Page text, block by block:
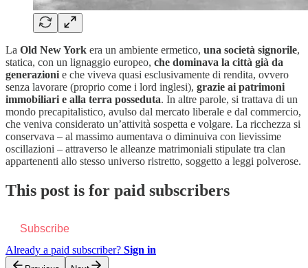
La Old New York era un ambiente ermetico, una società signorile,
statica, con un lignaggio europeo, che dominava la città già da
generazioni e che viveva quasi esclusivamente di rendita, ovvero
senza lavorare (proprio come i lord inglesi), grazie ai patrimoni
immobiliari e alla terra posseduta. In altre parole, si trattava di un
mondo precapitalistico, avulso dal mercato liberale e dal commercio,
che veniva considerato un’attività sospetta e volgare. La ricchezza si
conservava – al massimo aumentava o diminuiva con lievissime
oscillazioni – attraverso le alleanze matrimoniali stipulate tra clan
appartenenti allo stesso universo ristretto, soggetto a leggi polverose.
This post is for paid subscribers
Subscribe
Already a paid subscriber? Sign in